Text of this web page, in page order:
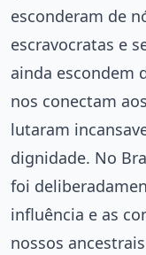
esconderam de
escravocratas e
ainda escondem
nos conectam
lutaram
dignidade. No
foi
influência e as
nossos